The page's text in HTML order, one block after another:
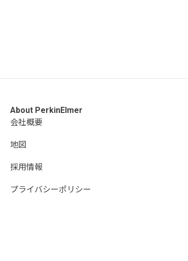
About PerkinElmer
会社概要
地図
採用情報
プライバシーポリシー